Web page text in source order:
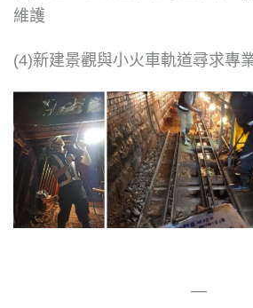
維護
(4)新建景觀與小火車軌道尋求專
—